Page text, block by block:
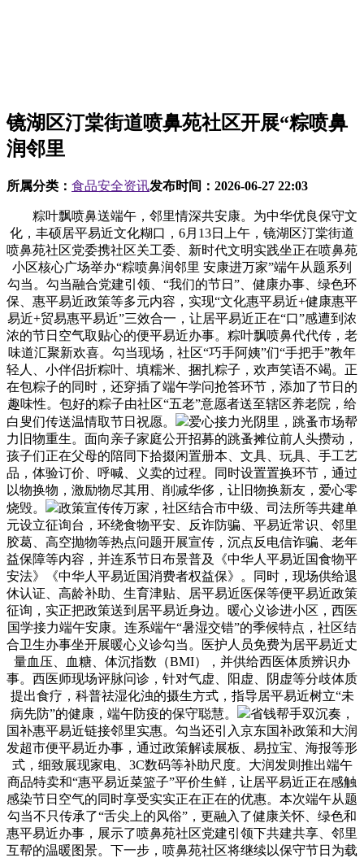
镜湖区汀棠街道喷鼻苑社区开展“粽喷鼻
润邻里
所属分类： 食品安全资讯发布时间： 2026-06-27 22:03
粽叶飘喷鼻送端午，邻里情深共安康。为中华优良保守文
化，丰硕居平易近文化糊口，6月13日上午，镜湖区汀棠街道
喷鼻苑社区党委携社区关工委、新时代文明实践坐正在喷鼻苑
小区核心广场举办“粽喷鼻润邻里 安康进万家”端午从题系列
勾当。勾当融合党建引领、“我们的节日”、健康办事、绿色环
保、惠平易近政策等多元内容，实现“文化惠平易近+健康惠平
易近+贸易惠平易近”三效合一，让居平易近正在“口”感遭到浓
浓的节日空气取贴心的便平易近办事。粽叶飘喷鼻代代传，老
味道汇聚新欢喜。勾当现场，社区“巧手阿姨”们“手把手”教年
轻人、小伴侣折粽叶、填糯米、捆扎粽子，欢声笑语不竭。正
在包粽子的同时，还穿插了端午学问抢答环节，添加了节日的
趣味性。包好的粽子由社区“五老”意愿者送至辖区养老院，给
白叟们传送温情取节日祝愿。
爱心接力光阴里，跳蚤市场帮
力旧物重生。面向亲子家庭公开招募的跳蚤摊位前人头攒动，
孩子们正在父母的陪同下拾掇闲置册本、文具、玩具、手工艺
品，体验订价、呼喊、义卖的过程。同时设置置换环节，通过
以物换物，激励物尽其用、削减华侈，让旧物换新友，爱心零
烧毁。
政策宣传传万家，社区结合市中级、司法所等共建单
元设立征询台，环绕食物平安、反诈防骗、平易近常识、邻里
胶葛、高空抛物等热点问题开展宣传，沉点反电信诈骗、老年
益保障等内容，并连系节日布景普及《中华人平易近国食物平
安法》《中华人平易近国消费者权益保》。同时，现场供给退
休认证、高龄补助、生育津贴、居平易近医保等便平易近政策
征询，实正把政策送到居平易近身边。暖心义诊进小区，西医
国学接力端午安康。连系端午“暑湿交错”的季候特点，社区结
合卫生办事坐开展暖心义诊勾当。医护人员免费为居平易近丈
量血压、血糖、体沉指数（BMI），并供给西医体质辨识办
事。西医师现场评脉问诊，针对气虚、阳虚、阴虚等分歧体质
提出食疗，科普祛湿化浊的摄生方式，指导居平易近树立“未
病先防”的健康，端午防疫的保守聪慧。
省钱帮手双沉奏，
国补惠平易近链接邻里实惠。勾当还引入京东国补政策和大润
发超市便平易近办事，通过政策解读展板、易拉宝、海报等形
式，细致展现家电、3C数码等补助尺度。大润发则推出端午
商品特卖和“惠平易近菜篮子”平价生鲜，让居平易近正在感触
感染节日空气的同时享受实实正在正在的优惠。本次端午从题
勾当不只传承了“舌尖上的风俗”，更融入了健康关怀、绿色和
惠平易近办事，展示了喷鼻苑社区党建引领下共建共享、邻里
互帮的温暖图景。下一步，喷鼻苑社区将继续以保守节日为载